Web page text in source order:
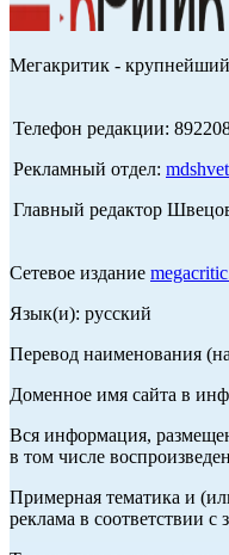
Мегакритик - крупнейший
Телефон редакции:
Рекламный отдел:
Главный редактор
Сетевое издание
Язык(и): русский
Перевод наименования
Доменное имя сайта в
Вся информация,
в том числе
Примерная тематика и
реклама в соответствии с